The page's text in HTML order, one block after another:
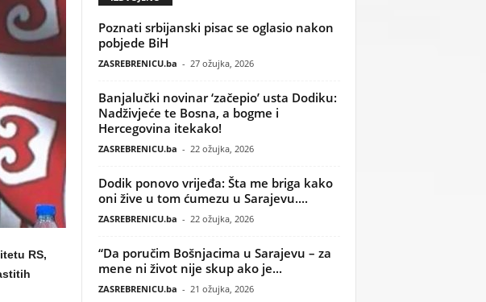
RS,
Poznati srbijanski pisac se oglasio nakon
pobjede BiH
ZASREBRENICU.ba - 27 ožujka, 2026
Banjalučki novinar ‘začepio’ usta Dodiku:
Nadživjeće te Bosna, a bogme i
Hercegovina itekako!
ZASREBRENICU.ba - 22 ožujka, 2026
Dodik ponovo vrijeđa: Šta me briga kako
oni žive u tom ćumezu u Sarajevu....
ZASREBRENICU.ba - 22 ožujka, 2026
“Da poručim Bošnjacima u Sarajevu – za
mene ni život nije skup ako je...
ZASREBRENICU.ba - 21 ožujka, 2026